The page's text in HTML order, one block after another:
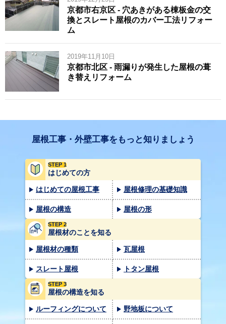
京都市右京区 - 穴あきがある棟板金の交
換とスレート屋根のカバー工法リフォー
ム
2019年11月10日
京都市北区 - 雨漏りが発生した屋根の葺
き替えリフォーム
屋根工事・外壁工事をもっと知りましょう
STEP 1
はじめての方
はじめての屋根工事 屋根修理の基礎知識
屋根の構造 屋根の形
STEP 2
屋根材のことを知る
屋根材の種類 瓦屋根
スレート屋根 トタン屋根
STEP 3
屋根の構造を知る
ルーフィングについて 野地板について